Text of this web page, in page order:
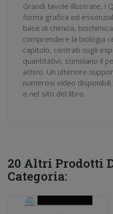
Grandi tavole illustrate, i
forma grafica ed
base di chimica,
comprendere la biologia
capitolo, centrati sugli
quantitativi, stimolano il
attivo. Un ulteriore
numerosi video disponibili
e nel sito del libro.
20 Altri Prodotti
Categoria: